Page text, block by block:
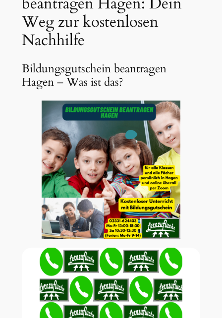
Weg zur kostenlosen
Nachhilfe
Bildungsgutschein beantragen
Hagen – Was ist das?